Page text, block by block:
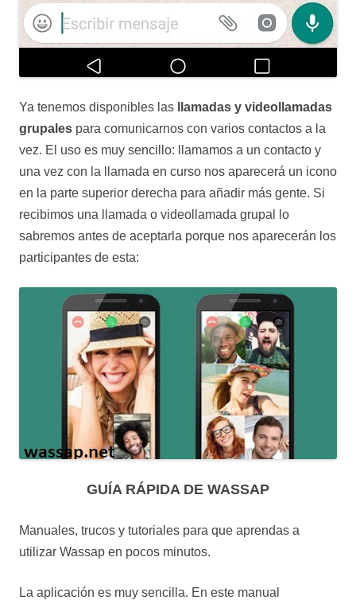
Ya tenemos disponibles las
llamadas y videollamadas
grupales para comunicarnos con varios contactos a la
vez. El uso es muy sencillo: llamamos a un contacto y
una vez con la llamada en curso nos aparecerá un icono
en la parte superior derecha para añadir más gente. Si
recibimos una llamada o videollamada grupal lo
sabremos antes de aceptarla porque nos aparecerán los
participantes de esta:
GUÍA RÁPIDA DE WASSAP
Manuales, trucos y tutoriales para que aprendas a
utilizar Wassap en pocos minutos.
La aplicación es muy sencilla. En este manual